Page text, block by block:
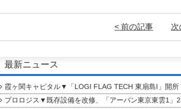
< 前の記事 次
最新ニュース
霞ヶ関キャピタル▼「LOGI FLAG TECH 東扇島I」開所
プロロジス▼既存設備を改修、「アーバン東京東雲1」